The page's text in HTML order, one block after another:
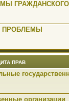
ПРОБЛЕМЫ
ПРАВ
организации